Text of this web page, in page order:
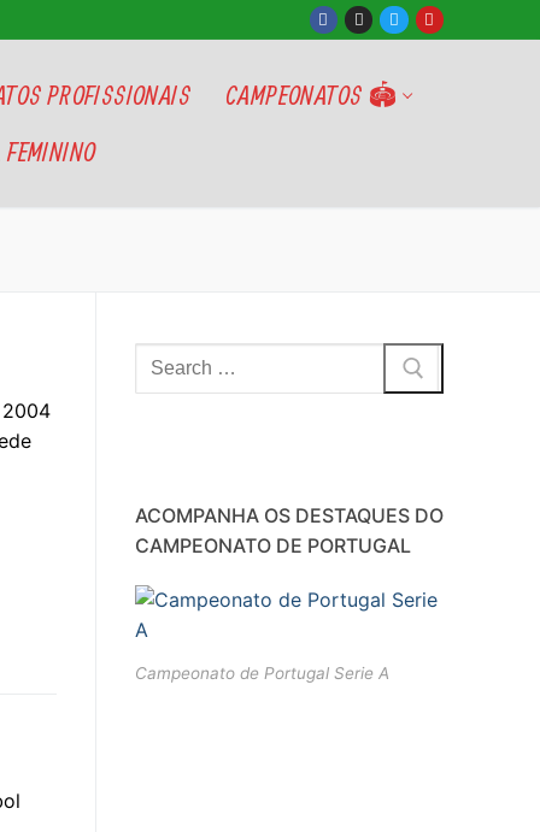
PROFISSIONAIS
CAMPEONATOS 🏟
FEMININO
Pesquisar
ACOMPANHA OS DESTAQUES DO
CAMPEONATO DE PORTUGAL
Campeonato de Portugal Serie A